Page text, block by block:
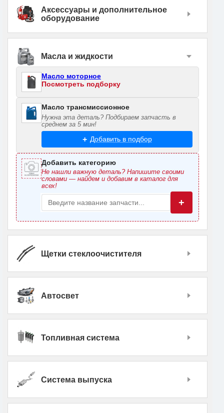
Аксессуары и дополнительное
оборудование
Масла и жидкости
Масло моторное
Посмотреть подборку
Масло трансмиссионное
Нужна эта деталь? Подбираем запчасть в
среднем за 5 мин!
Добавить в подбор
Добавить категорию
Не нашли важную деталь? Напишите своими
словами — найдем и добавим в каталог для
всех!
+
Щетки стеклоочистителя
Автосвет
Топливная система
Система выпуска